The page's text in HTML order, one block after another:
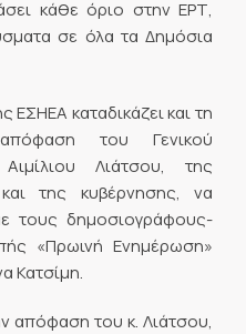
κάθε όριο στην ΕΡΤ,
σε όλα τα Δημόσια
ΕΣΗΕΑ καταδικάζει και τη
του Γενικού
Λιάτσου, της
της κυβέρνησης, να
τους δημοσιογράφους-
«Πρωινή Ενημέρωση»
Κατσίμη.
απόφαση του κ. Λιάτσου,